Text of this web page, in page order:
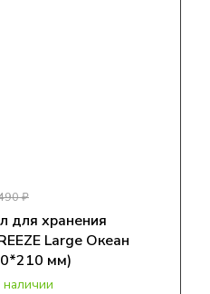
₽
для хранения
Large Океан
мм)
наличии